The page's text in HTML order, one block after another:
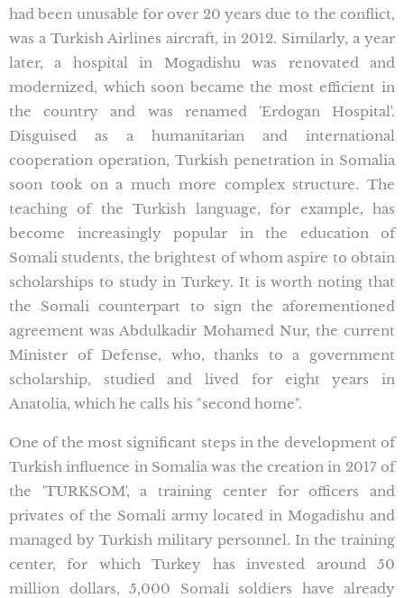
had been unusable for over 20 years due to the conflict,
was a Turkish Airlines aircraft, in 2012. Similarly, a year
later, a hospital in Mogadishu was renovated and
modernized, which soon became the most efficient in
the country and was renamed 'Erdogan Hospital'.
Disguised as a humanitarian and international
cooperation operation, Turkish penetration in Somalia
soon took on a much more complex structure. The
teaching of the Turkish language, for example, has
become increasingly popular in the education of
Somali students, the brightest of whom aspire to obtain
scholarships to study in Turkey. It is worth noting that
the Somali counterpart to sign the aforementioned
agreement was Abdulkadir Mohamed Nur, the current
Minister of Defense, who, thanks to a government
scholarship, studied and lived for eight years in
Anatolia, which he calls his "second home".
One of the most significant steps in the development of
Turkish influence in Somalia was the creation in 2017 of
the 'TURKSOM', a training center for officers and
privates of the Somali army located in Mogadishu and
managed by Turkish military personnel. In the training
center, for which Turkey has invested around 50
million dollars, 5,000 Somali soldiers have already